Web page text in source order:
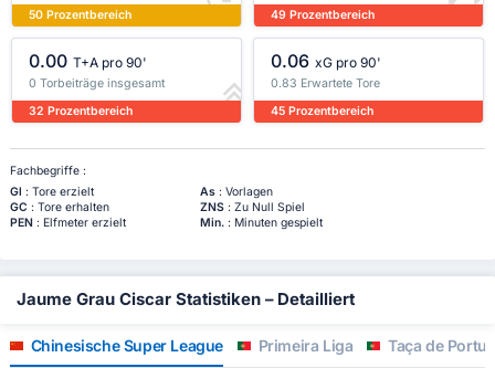
50 Prozentbereich
49 Prozentbereich
0.00 T+A pro 90'
0 Torbeiträge insgesamt
32 Prozentbereich
0.06 xG pro 90'
0.83 Erwartete Tore
45 Prozentbereich
Fachbegriffe :
Gl : Tore erzielt As: Vorlagen
GC : Tore erhalten ZNS: Zu Null Spiel
PEN : Elfmeter erzielt Min.: Minuten gespielt
Jaume Grau Ciscar Statistiken – Detailliert
Chinesische Super League Primeira Liga Taça de